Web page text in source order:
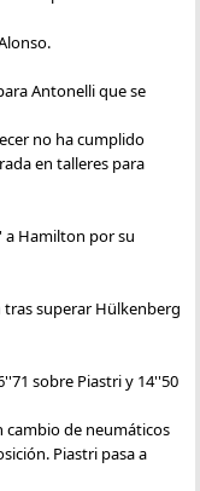
Antonelli que se
no ha cumplido
en talleres para
a Hamilton por su
tras superar Hülkenberg
sobre Piastri y 14''50
cambio de neumáticos
Piastri pasa a